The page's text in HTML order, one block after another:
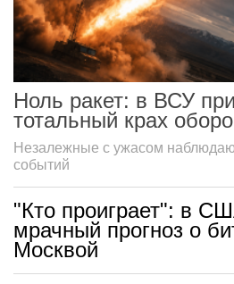
Ноль ракет: в ВСУ
тотальный крах
Незалежные с ужасом
событий
"Кто проиграет": в
мрачный прогноз о
Москвой